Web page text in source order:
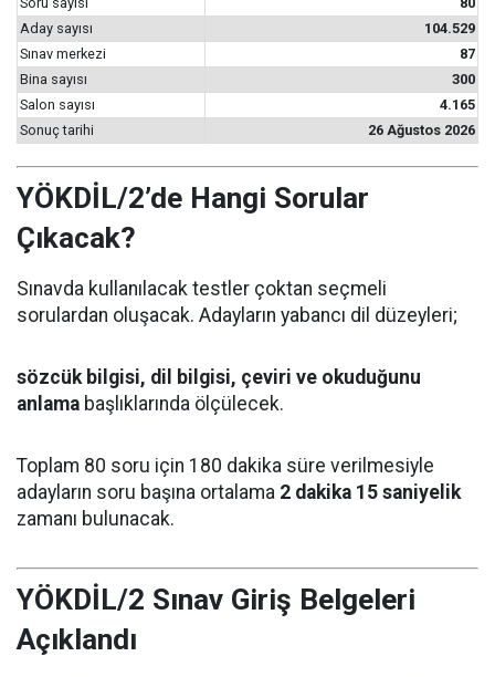
Aday sayısı
104.529
Sınav merkezi
87
Bina sayısı
300
Salon sayısı
4.165
Sonuç tarihi
26 Ağustos 2026
YÖKDİL/2’de Hangi Sorular
Çıkacak?
Sınavda kullanılacak testler çoktan seçmeli
sorulardan oluşacak. Adayların yabancı dil düzeyleri;
sözcük bilgisi, dil bilgisi, çeviri ve okuduğunu
anlama başlıklarında ölçülecek.
Toplam 80 soru için 180 dakika süre verilmesiyle
adayların soru başına ortalama 2 dakika 15 saniyelik
zamanı bulunacak.
YÖKDİL/2 Sınav Giriş Belgeleri
Açıklandı